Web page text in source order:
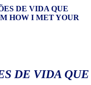
DE VIDA QUE
HOW I MET YOUR
DE VIDA QUE